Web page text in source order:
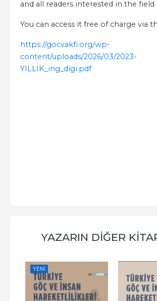
and all readers interested in the
You can access it free of charge via
https://gocvakfi.org/wp-
content/uploads/2026/03/2023-
YILLIK_ing_digi.pdf
YAZARIN DIĞER
YENI